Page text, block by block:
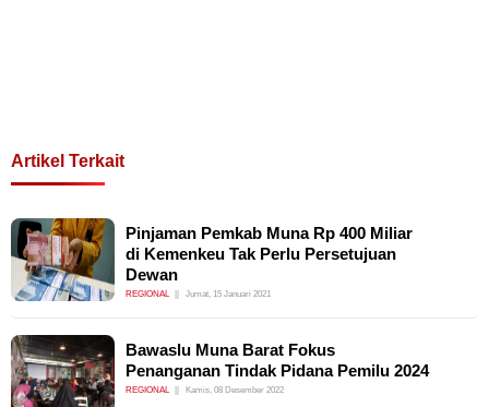
Artikel Terkait
Pinjaman Pemkab Muna Rp 400 Miliar
di Kemenkeu Tak Perlu Persetujuan
Dewan
REGIONAL Jumat, 15 Januari 2021
Bawaslu Muna Barat Fokus
Penanganan Tindak Pidana Pemilu 2024
REGIONAL Kamis, 08 Desember 2022